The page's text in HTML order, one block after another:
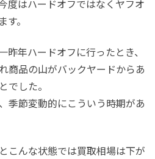
度はハードオフではなくヤフオ
。
昨年ハードオフに行ったとき、
商品の山がバックヤードからあ
でした。
季節変動的にこういう時期があ
こんな状態では買取相場は下が